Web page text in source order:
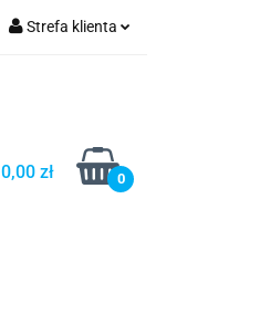
Strefa klienta
Dodaj zgłoszenie
0,00 zł 0